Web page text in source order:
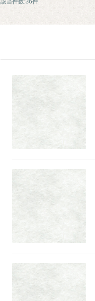
該当件数:36件